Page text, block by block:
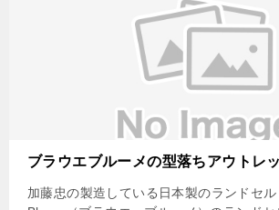
ブラウエブルーメの型落ちアウトレ
加藤忠の製造している日本製のランドセ